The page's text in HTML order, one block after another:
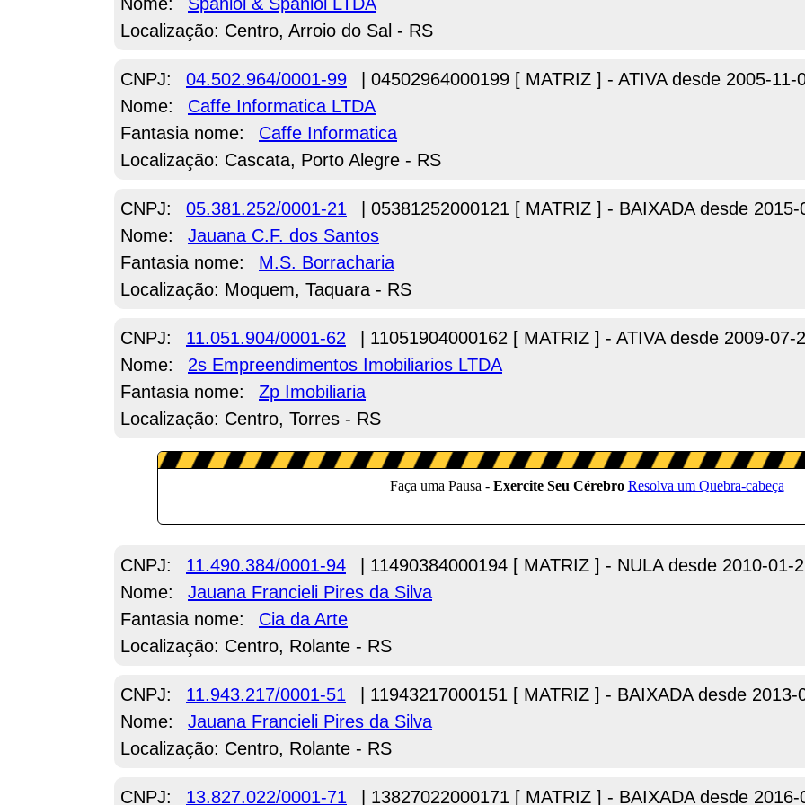
Localização: Centro, Arroio do Sal - RS
CNPJ: 04.502.964/0001-99
| 04502964000199 [ MATRIZ ] - ATIVA desde 2005-11-
Nome:
Caffe Informatica LTDA
Fantasia nome:
Caffe Informatica
Localização: Cascata, Porto Alegre - RS
CNPJ: 05.381.252/0001-21
| 05381252000121 [ MATRIZ ] - BAIXADA desde 2015-
Nome:
Jauana C.F. dos Santos
Fantasia nome:
M.S. Borracharia
Localização: Moquem, Taquara - RS
CNPJ: 11.051.904/0001-62
| 11051904000162 [ MATRIZ ] - ATIVA desde 2009-07-
Nome:
2s Empreendimentos Imobiliarios LTDA
Fantasia nome:
Zp Imobiliaria
Localização: Centro, Torres - RS
CNPJ: 11.490.384/0001-94
| 11490384000194 [ MATRIZ ] - NULA desde 2010-01-
Nome:
Jauana Francieli Pires da Silva
Fantasia nome:
Cia da Arte
Localização: Centro, Rolante - RS
CNPJ: 11.943.217/0001-51
| 11943217000151 [ MATRIZ ] - BAIXADA desde 2013-
Nome:
Jauana Francieli Pires da Silva
Localização: Centro, Rolante - RS
CNPJ: 13.827.022/0001-71 | 13827022000171 [ MATRIZ ] - BAIXADA desde 2016-